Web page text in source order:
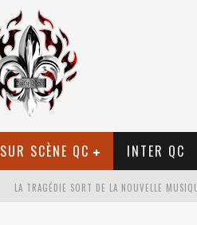
SUR SCÈNE QC INTER QC
LA TRAGÉDIE SORT DE LA NOUVELLE